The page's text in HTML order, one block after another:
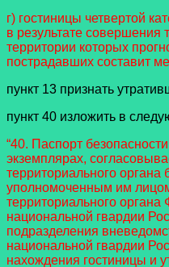
г) гостиницы четвертой
в результате совершения
территории которых
пострадавших составит
пункт 13 признать
пункт 40 изложить в
“40. Паспорт
экземплярах,
территориального органа
уполномоченным им
территориального
национальной гвардии
подразделения
национальной гвардии
нахождения гостиницы и